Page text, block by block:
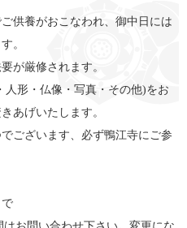
供養がおこなわれ、御中日には
。
が厳修されます。
形・仏像・写真・その他)をお
あげいたします。
ございます、必ず鴨江寺にご参
で